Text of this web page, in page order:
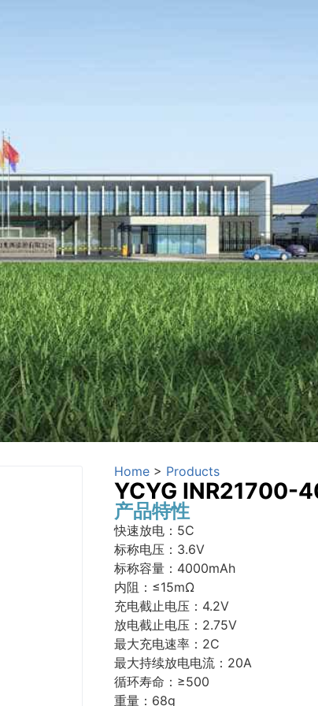
Home> Products
YCYG INR21700-
产品特性
快速放电：5C
标称电压：3.6V
标称容量：4000mAh
内阻：≤15mΩ
充电截止电压：4.2V
放电截止电压：2.75V
最大充电速率：2C
最大持续放电电流：20A
循环寿命：≥500
重量：68g